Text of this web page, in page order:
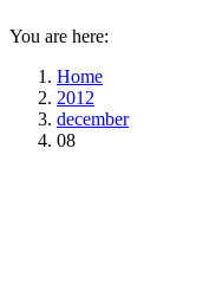
You are here:
Home
2012
december
08